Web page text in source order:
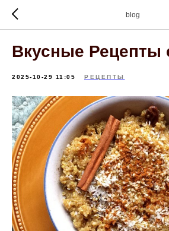
blog
Вкусные Рецепты
2025-10-29 11:05 РЕЦЕПТЫ